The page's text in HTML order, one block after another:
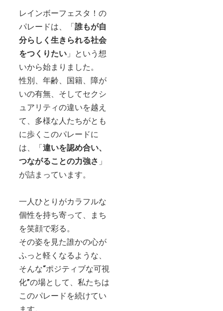
レインボーフェスタ！の
パレードは、「 誰もが自
分らしく生きられる社会
をつくりたい」という想
いから始まりました。
性別、年齢、国籍、障が
いの有無、そしてセクシ
ュアリティの違いを越え
て、多様な人たちがとも
に歩くこのパレードに
は、「 違いを認め合い、
つながることの力強さ 」
が詰まっています。
一人ひとりがカラフルな
個性を持ち寄って、まち
を笑顔で彩る。
その姿を見た誰かの心が
ふっと軽くなるような、
そんな“ポジティブな可視
化”の場として、私たちは
このパレードを続けてい